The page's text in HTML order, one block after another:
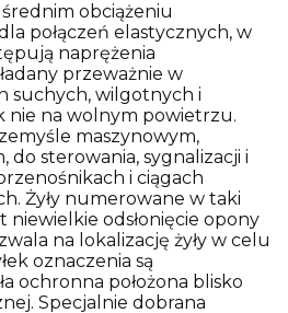
obciążeniu
połączeń elastycznych, w
naprężenia
przeważnie w
suchych, wilgotnych i
nie na wolnym powietrzu.
maszynowym,
sterowania, sygnalizacji i
i ciągach
Żyły numerowane w taki
niewielkie odsłonięcie opony
na lokalizację żyły w celu
oznaczenia są
ochronna położona blisko
Specjalnie dobrana